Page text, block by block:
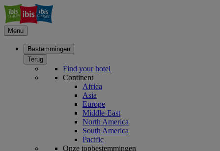
Menu
Bestemmingen
Terug
Find your hotel
Continent
Africa
Asia
Europe
Middle-East
North America
South America
Pacific
Onze topbestemmingen